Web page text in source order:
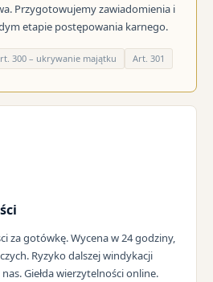
Przygotowujemy zawiadomienia i
etapie postępowania karnego.
300 – ukrywanie majątku Art. 301
za gotówkę. Wycena w 24 godziny,
Ryzyko dalszej windykacji
Giełda wierzytelności online.